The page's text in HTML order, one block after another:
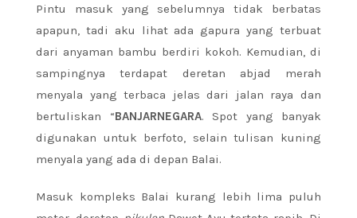
Pintu masuk yang sebelumnya tidak berbatas
apapun, tadi aku lihat ada gapura yang terbuat
dari anyaman bambu berdiri kokoh. Kemudian, di
sampingnya terdapat deretan abjad merah
menyala yang terbaca jelas dari jalan raya dan
bertuliskan “BANJARNEGARA. Spot yang banyak
digunakan untuk berfoto, selain tulisan kuning
menyala yang ada di depan Balai.
Masuk kompleks Balai kurang lebih lima puluh